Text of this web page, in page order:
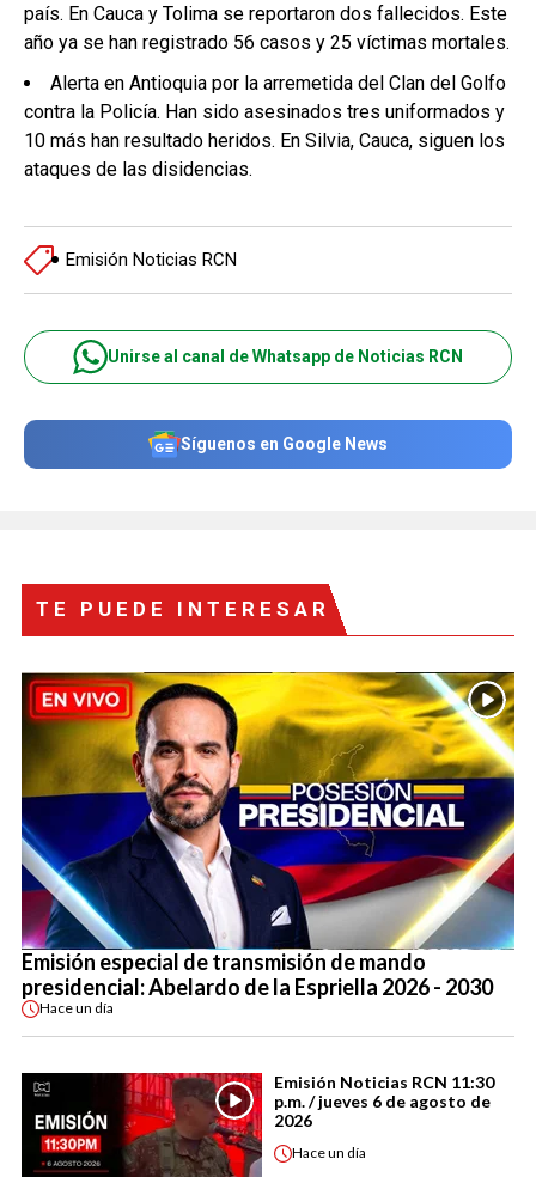
país. En Cauca y Tolima se reportaron dos fallecidos. Este
año ya se han registrado 56 casos y 25 víctimas mortales.
Alerta en Antioquia por la arremetida del Clan del Golfo
contra la Policía. Han sido asesinados tres uniformados y
10 más han resultado heridos. En Silvia, Cauca, siguen los
ataques de las disidencias.
Emisión Noticias RCN
Unirse al canal de Whatsapp de Noticias RCN
Síguenos en Google News
TE PUEDE INTERESAR
Emisión especial de transmisión de mando
presidencial: Abelardo de la Espriella 2026 - 2030
Haceun día
Emisión Noticias RCN 11:30
p.m. / jueves 6 de agosto de
2026
Haceun día